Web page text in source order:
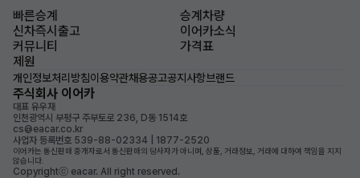
빠른승계
승계차량
신차즉시출고
이어카소식
커뮤니티
가격표
제원
개인정보처리방침이용약관채용공고공지사항브랜드
주식회사 이어카
대표 유우재
인천광역시 부평구 주부토로 236, D동 1514호
cs@eacar.co.kr
사업자 등록번호 539-88-02334 | 1877-2520
이어카는 통신판매 중개자로서 통신판매의 당사자가 아니며, 상품, 거래정보, 거래에 대하여 책임을 지지
않습니다.
Copyrightⓒ eacar. All right reserved.